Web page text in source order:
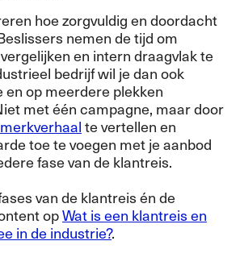
hoe zorgvuldig en doordacht
nemen de tijd om
en intern draagvlak te
bedrijf wil je dan ook
en op meerdere plekken
met één campagne, maar door
merkverhaal te vertellen en
toe te voegen met je aanbod
fase van de klantreis.
van de klantreis én de
opWat is een klantreis en
in de industrie?.